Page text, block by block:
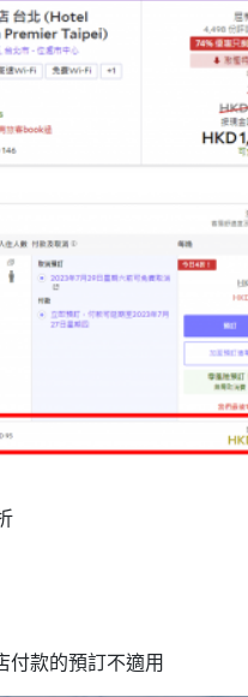
付款的預訂不適用
小眼晴「聽」大世界
2026-07-11 至 2026-08-29